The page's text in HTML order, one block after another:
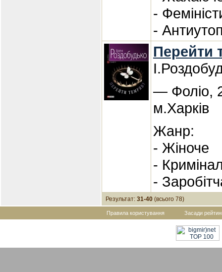
-
-
Перейти
— Фоліо,
м.Харків
Жанр:
- Жіноче
-
-
Результат: 31-40 (всього 78)
Правила користування Засади